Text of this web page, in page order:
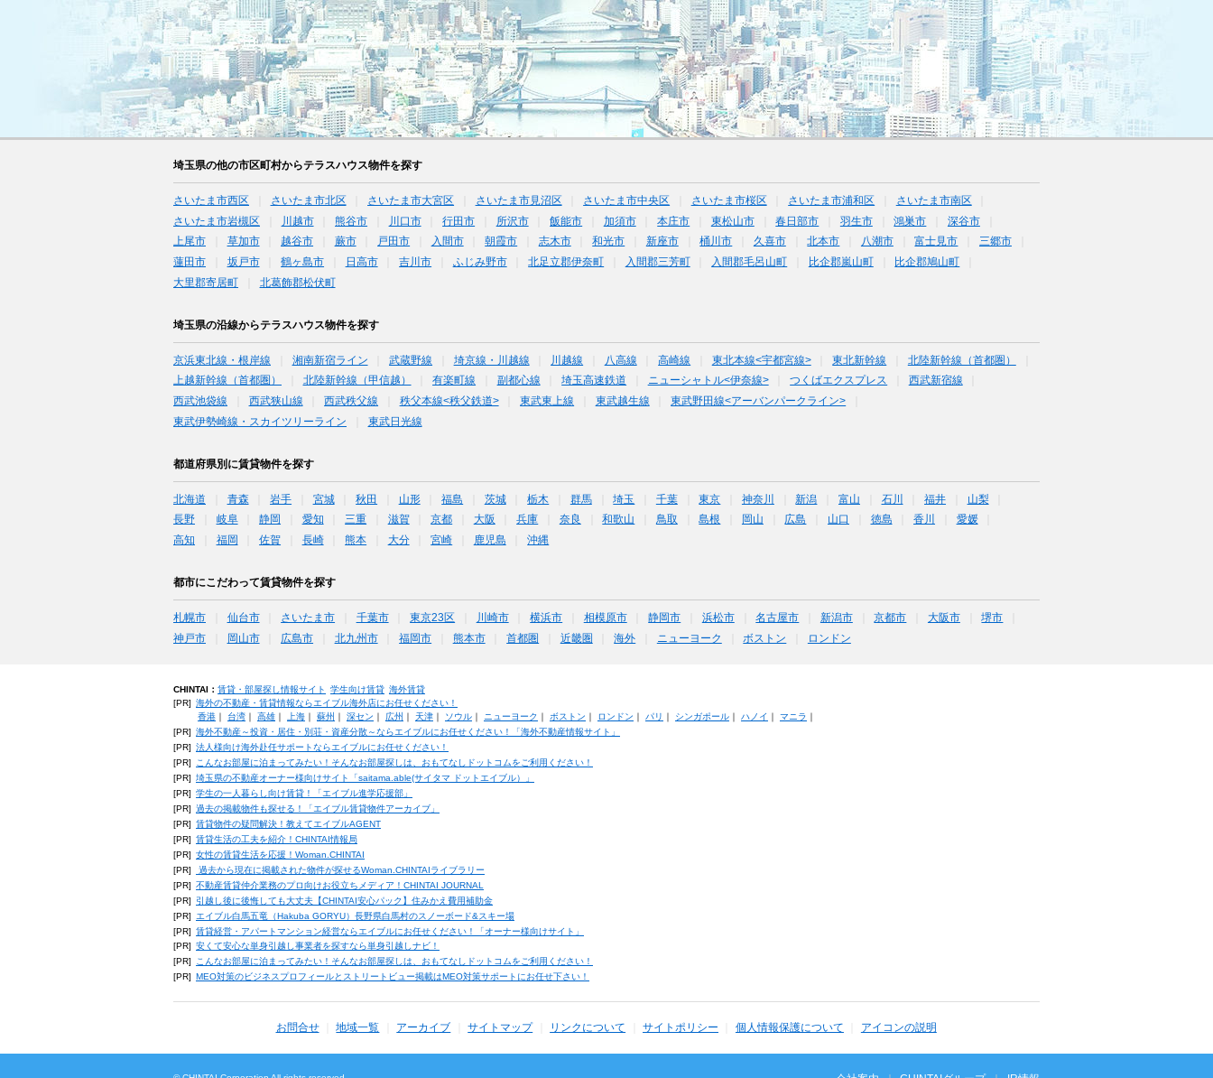
埼玉県の他の市区町村からテラスハウス物件を探す
さいたま市西区 さいたま市北区 さいたま市大宮区 さいたま市見沼区 さいたま市中央区 さいたま市桜区 さいたま市浦和区
さいたま市南区
さいたま市岩槻区
川越市 熊谷市 川口市 行田市 所沢市 飯能市 加須市 本庄市 東松山市 春日部市 羽生市 鴻巣市
深谷市
上尾市
草加市 越谷市 蕨市 戸田市 入間市 朝霞市 志木市 和光市 新座市 桶川市 久喜市 北本市 八潮市 富士見市
三郷市
蓮田市
坂戸市 鶴ヶ島市 日高市 吉川市 ふじみ野市 北足立郡伊奈町 入間郡三芳町 入間郡毛呂山町 比企郡嵐山町
比企郡鳩山町
大里郡寄居町
北葛飾郡松伏町
埼玉県の沿線からテラスハウス物件を探す
京浜東北線・根岸線 湘南新宿ライン 武蔵野線 埼京線・川越線 川越線 八高線 高崎線 東北本線<宇都宮線> 東北新幹線
北陸新幹線（首都圏）
上越新幹線（首都圏）
北陸新幹線（甲信越） 有楽町線 副都心線 埼玉高速鉄道 ニューシャトル<伊奈線> つくばエクスプレス
西武新宿線
西武池袋線
西武狭山線 西武秩父線 秩父本線<秩父鉄道> 東武東上線 東武越生線
東武野田線<アーバンパークライン>
東武伊勢崎線・スカイツリーライン
東武日光線
都道府県別に賃貸物件を探す
北海道 青森 岩手 宮城 秋田 山形 福島 茨城 栃木 群馬 埼玉 千葉 東京 神奈川 新潟 富山 石川 福井
山梨
長野
岐阜 静岡 愛知 三重 滋賀 京都 大阪 兵庫 奈良 和歌山 鳥取 島根 岡山 広島 山口 徳島 香川
愛媛
高知
福岡 佐賀 長崎 熊本 大分 宮崎 鹿児島 沖縄
都市にこだわって賃貸物件を探す
札幌市 仙台市 さいたま市 千葉市 東京23区 川崎市 横浜市 相模原市 静岡市 浜松市 名古屋市 新潟市 京都市 大阪市
堺市
神戸市
岡山市 広島市 北九州市 福岡市 熊本市 首都圏 近畿圏 海外 ニューヨーク ボストン ロンドン
CHINTAI： 賃貸・部屋探し情報サイト 学生向け賃貸 海外賃貸
[PR] 海外の不動産・賃貸情報ならエイブル海外店にお任せください！
香港｜ 台湾｜ 高雄｜ 上海｜ 蘇州 ｜ 深セン ｜ 広州 ｜ 天津｜ ソウル｜ ニューヨーク ｜ ボストン ｜ ロンドン ｜ パリ ｜ シンガポール｜ ハノイ ｜ マニラ ｜
[PR] 海外不動産～投資・居住・別荘・資産分散～ならエイブルにお任せください！「海外不動産情報サイト」
[PR] 法人様向け海外赴任サポートならエイブルにお任せください！
[PR]
こんなお部屋に泊まってみたい！そんなお部屋探しは、おもてなしドットコムをご利用ください！
[PR] 埼玉県の不動産オーナー様向けサイト「saitama.able(サイタマ ドットエイブル）」
[PR] 学生の一人暮らし向け賃貸！「エイブル進学応援部」
[PR] 過去の掲載物件も探せる！「エイブル賃貸物件アーカイブ」
[PR] 賃貸物件の疑問解決！教えてエイブルAGENT
[PR] 賃貸生活の工夫を紹介！CHINTAI情報局
[PR] 女性の賃貸生活を応援！Woman.CHINTAI
[PR]
過去から現在に掲載された物件が探せるWoman.CHINTAIライブラリー
[PR] 不動産賃貸仲介業務のプロ向けお役立ちメディア！CHINTAI JOURNAL
[PR]
引越し後に後悔しても大丈夫【CHINTAI安心パック】住みかえ費用補助金
[PR]
エイブル白馬五竜（Hakuba GORYU）長野県白馬村のスノーボード&スキー場
[PR] 賃貸経営・アパートマンション経営ならエイブルにお任せください！「オーナー様向けサイト」
[PR] 安くて安心な単身引越し事業者を探すなら単身引越しナビ！
[PR]
こんなお部屋に泊まってみたい！そんなお部屋探しは、おもてなしドットコムをご利用ください！
[PR]
MEO対策のビジネスプロフィールとストリートビュー掲載はMEO対策サポートにお任せ下さい！
お問合せ 地域一覧 アーカイブ サイトマップ リンクについて サイトポリシー 個人情報保護について アイコンの説明